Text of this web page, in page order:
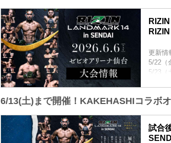
（
3R判定
第6試
RIZIN
...
更新情
5/22（
5/23（
5/23
大好評
トを手
6/13(土)まで開催！KAKEHASHIコラボ
試合